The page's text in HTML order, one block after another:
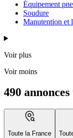
Équipement
Soudure
Manutention et
Voir plus
Voir moins
490
Toute la France